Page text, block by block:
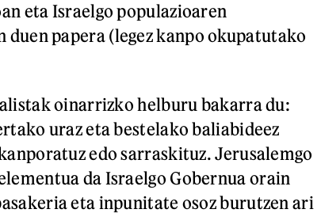
eta Israelgo populazioaren
papera (legez kanpo okupatutako
oinarrizko helburu bakarra du:
uraz eta bestelako baliabideez
edo sarraskituz. Jerusalemgo
da Israelgo Gobernua orain
eta inpunitate osoz burutzen ari